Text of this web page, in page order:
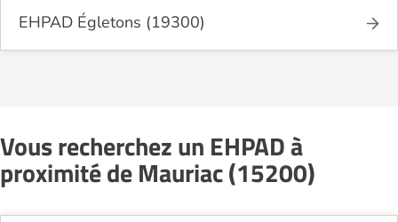
EHPAD Égletons (19300)
Vous recherchez un EHPAD à
proximité de Mauriac (15200)